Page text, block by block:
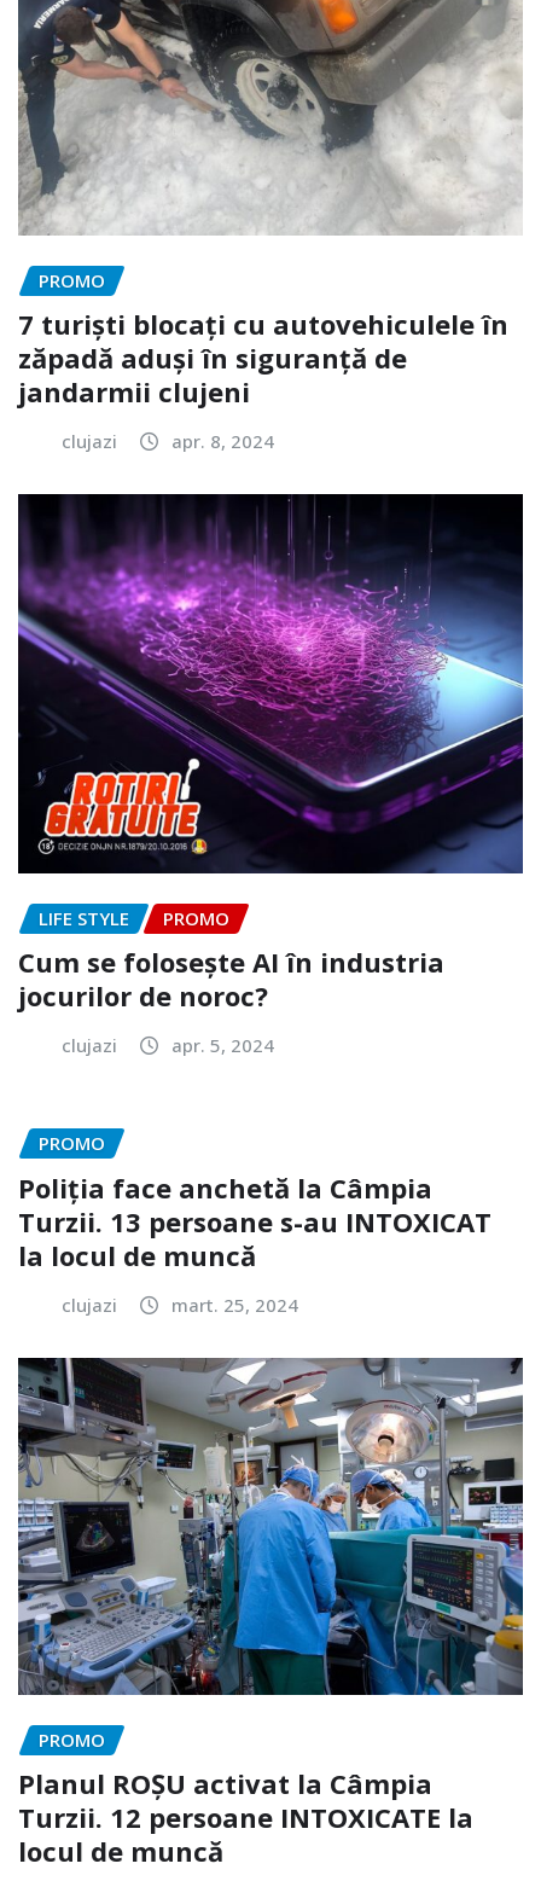
PROMO
7 turiști blocați cu autovehiculele în
zăpadă aduși în siguranță de
jandarmii clujeni
clujazi apr. 8, 2024
LIFE STYLE PROMO
Cum se folosește AI în industria
jocurilor de noroc?
clujazi apr. 5, 2024
PROMO
Poliția face anchetă la Câmpia
Turzii. 13 persoane s-au INTOXICAT
la locul de muncă
clujazi mart. 25, 2024
PROMO
Planul ROȘU activat la Câmpia
Turzii. 12 persoane INTOXICATE la
locul de muncă